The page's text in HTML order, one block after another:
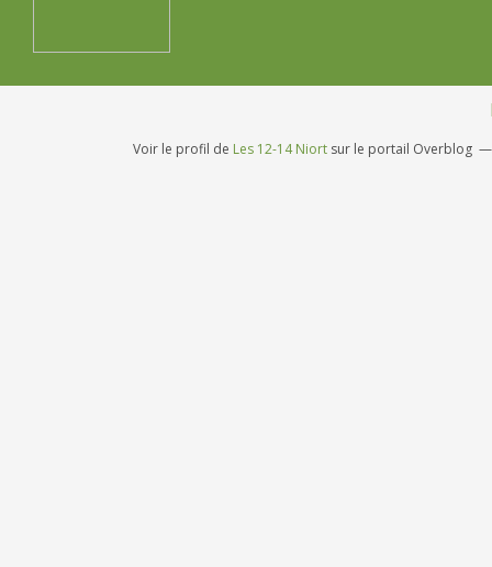
Voir le profil de Les 12-14 Niort sur le portail Overblog